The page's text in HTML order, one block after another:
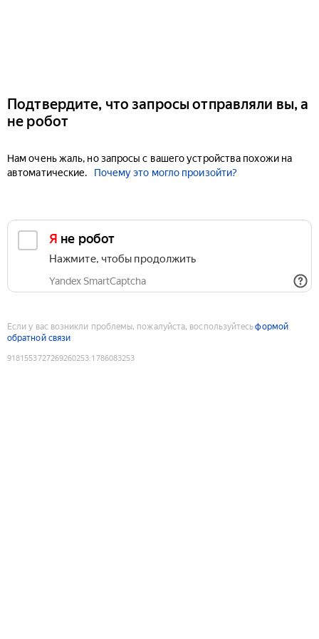
Подтвердите, что запросы отправляли вы, а
не робот
Нам очень жаль, но запросы с вашего устройства похожи на
автоматические.
Почему это могло произойти?
Я не робот
Нажмите, чтобы продолжить
Yandex SmartCaptcha
Если у вас возникли проблемы, пожалуйста, воспользуйтесьформой
обратной связи
9181553727269260253:1786083253